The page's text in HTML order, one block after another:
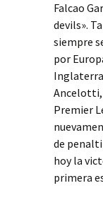
Falcao
devils».
siempre
por
Ancelotti,
Premier
de
hoy la
primera